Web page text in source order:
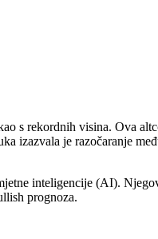
s rekordnih visina. Ova
izazvala je razočaranje
inteligencije (AI).
prognoza.